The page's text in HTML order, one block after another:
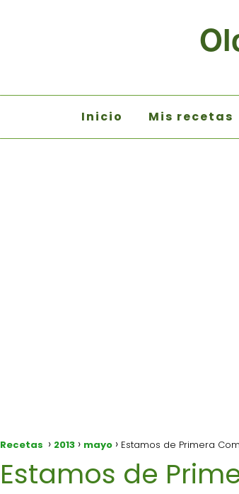
Inicio Mis recetas
Recetas 2013 mayo Estamos de Primera
Estamos de